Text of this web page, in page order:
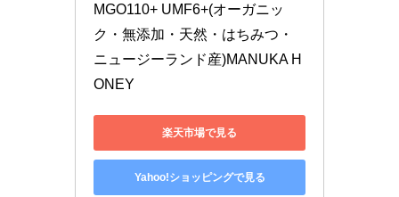
MGO110+ UMF6+(オーガニッ
ク・無添加・天然・はちみつ・
ニュージーランド産)MANUKA H
ONEY
楽天市場で見る
Yahoo!ショッピングで見る